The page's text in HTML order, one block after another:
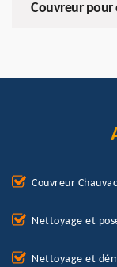
Couvreur pour
Couvreur Chauvac
Nettoyage et
Nettoyage et